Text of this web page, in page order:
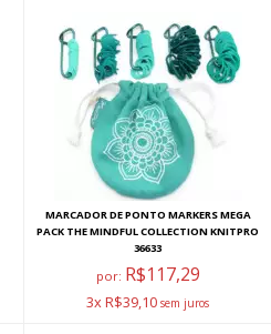
MARCADOR DE PONTO MARKERS MEGA
PACK THE MINDFUL COLLECTION KNITPRO
36633
por: R$117,29
3x R$39,10